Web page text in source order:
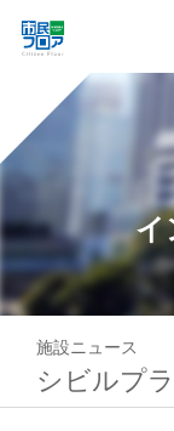
イ
施設ニュース
シビルプ